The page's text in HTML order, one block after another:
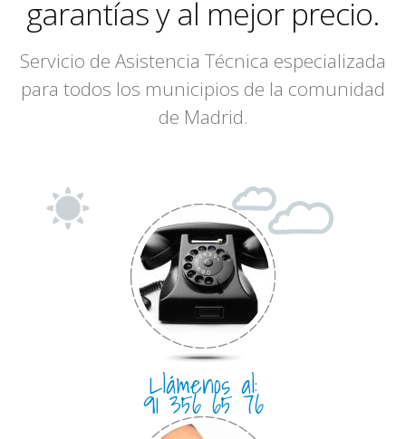
rápido
garantías y al mejor precio.
Servicio de Asistencia Técnica especializada
para todos los municipios de la comunidad
de Madrid.
Llámenos al:
91 356 65 76